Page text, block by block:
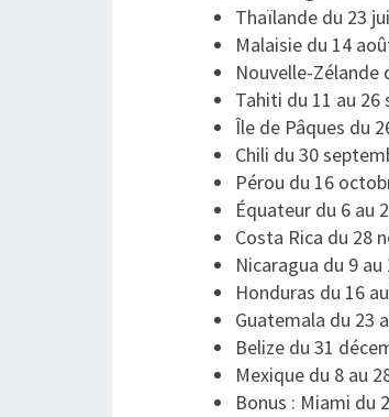
Thaïlande du 23
Malaisie du 14
Nouvelle-Zélande
Tahiti du 11 au 26
Île de Pâques du
Chili du 30
Pérou du 16
Équateur du 6 au
Costa Rica du 28
Nicaragua du 9
Honduras du 16
Guatemala du 23
Belize du 31
Mexique du 8 au
Bonus : Miami du